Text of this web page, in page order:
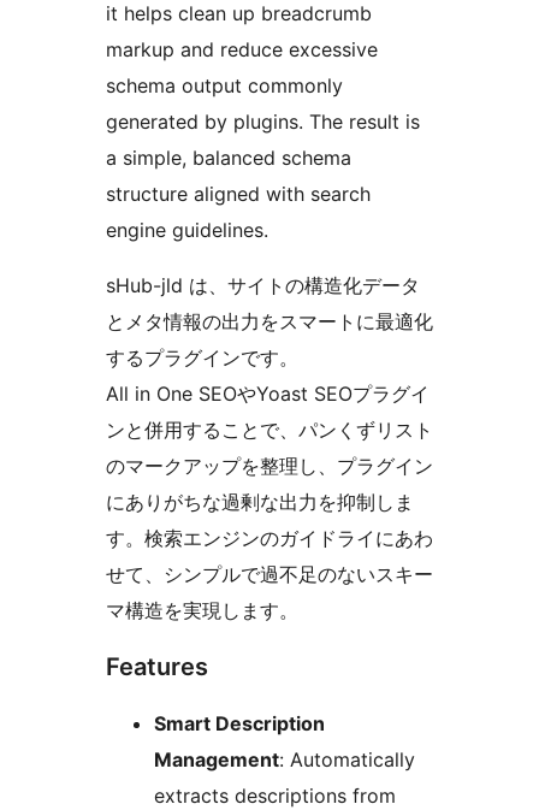
it helps clean up breadcrumb
markup and reduce excessive
schema output commonly
generated by plugins. The result is
a simple, balanced schema
structure aligned with search
engine guidelines.
sHub-jld は、サイトの構造化データ
とメタ情報の出力をスマートに最適化
するプラグインです。
All in One SEOやYoast SEOプラグイ
ンと併用することで、パンくずリスト
のマークアップを整理し、プラグイン
にありがちな過剰な出力を抑制しま
す。検索エンジンのガイドライにあわ
せて、シンプルで過不足のないスキー
マ構造を実現します。
Features
Smart Description
Management: Automatically
extracts descriptions from